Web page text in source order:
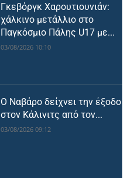
Γκεβόργκ Χαρουτιουνιάν:
χάλκινο μετάλλιο στο
Παγκόσμιο Πάλης U17 με...
03/08/2026 10:10
Ο Ναβάρο δείχνει την έξοδο
στον Κάλινιτς από τον...
03/08/2026 09:12